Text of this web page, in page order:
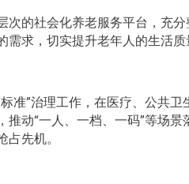
的社会化养老服务平台，充
求，切实提升老年人的生活质
准”治理工作，在医疗、公共
动“一人、一档、一码”等场
先机。